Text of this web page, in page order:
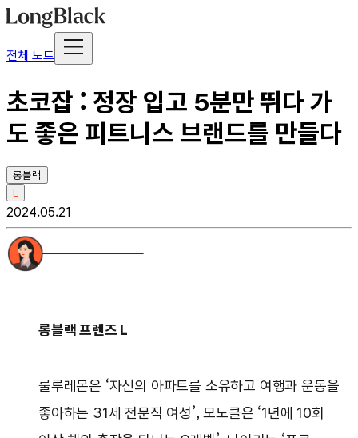
전체 노트
초코잡 : 정장 입고 5분만 뛰다 가
도 좋은 피트니스 브랜드를 만들다
롱블랙
L
2024.05.21
롱블랙 프렌즈 L
룰루레몬은 ‘자신의 아파트를 소유하고 여행과 운동을
좋아하는 31세 전문직 여성’, 모노클은 ‘1년에 10회